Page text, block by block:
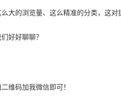
大的浏览量、这么精准的分类，这对
好好聊聊？
维码加我微信即可！